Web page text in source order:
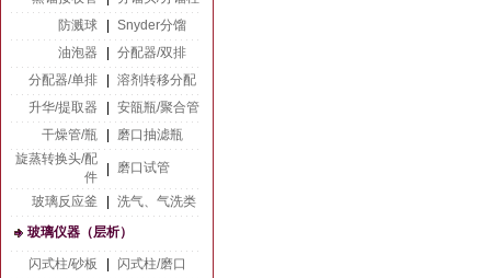
防溅球
Snyder分馏
油泡器
分配器/双排
分配器/单排
溶剂转移分配
升华/提取器
安瓿瓶/聚合管
干燥管/瓶
磨口抽滤瓶
旋蒸转换头/配
件
磨口试管
玻璃反应釜
洗气、气洗类
玻璃仪器（层析）
闪式柱/砂板
闪式柱/磨口